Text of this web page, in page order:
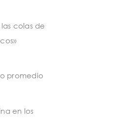
colas de
promedio
en los